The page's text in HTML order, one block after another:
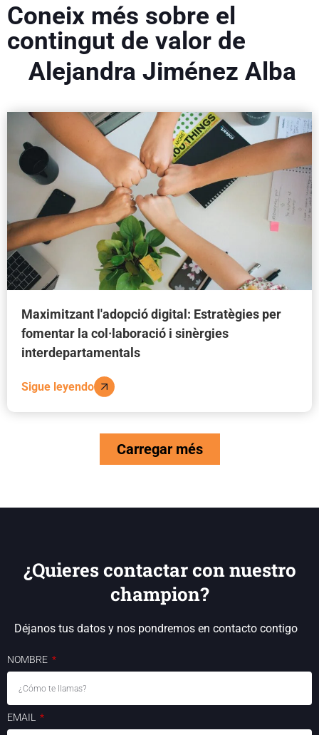
Coneix més sobre el
contingut de valor de
Alejandra Jiménez Alba
Maximitzant l'adopció digital: Estratègies per
fomentar la col·laboració i sinèrgies
interdepartamentals
Sigue leyendo
Carregar més
¿Quieres contactar con nuestro
champion?
Déjanos tus datos y nos pondremos en contacto contigo
NOMBRE
EMAIL